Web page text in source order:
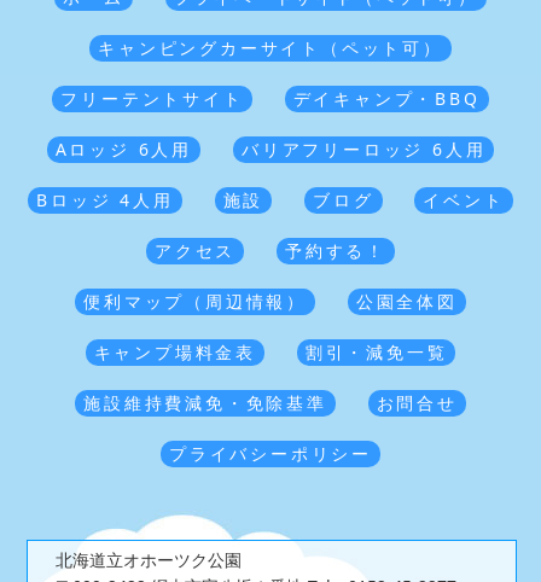
キャンピングカーサイト（ペット可）
フリーテントサイト デイキャンプ・BBQ
Aロッジ 6人用 バリアフリーロッジ 6人用
Bロッジ 4人用 施設 ブログ イベント
アクセス 予約する！
便利マップ（周辺情報） 公園全体図
キャンプ場料金表 割引・減免一覧
施設維持費減免・免除基準 お問合せ
プライバシーポリシー
北海道立オホーツク公園